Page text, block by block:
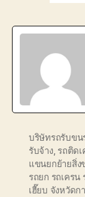
บริษัทรถรับขน
รับจ้าง, รถติด
แขนยกย้ายสิ่ง
รถยก รถเคร
เฮี๊ยบ จังหวัดก